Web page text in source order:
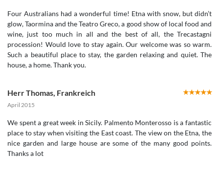
Four Australians had a wonderful time! Etna with snow, but didn’t
glow, Taormina and the Teatro Greco, a good show of local food and
wine, just too much in all and the best of all, the Trecastagni
procession! Would love to stay again. Our welcome was so warm.
Such a beautiful place to stay, the garden relaxing and quiet. The
house, a home. Thank you.
Herr Thomas Frankreich
April 2015
We spent a great week in Sicily. Palmento Monterosso is a fantastic
place to stay when visiting the East coast. The view on the Etna, the
nice garden and large house are some of the many good points.
Thanks a lot